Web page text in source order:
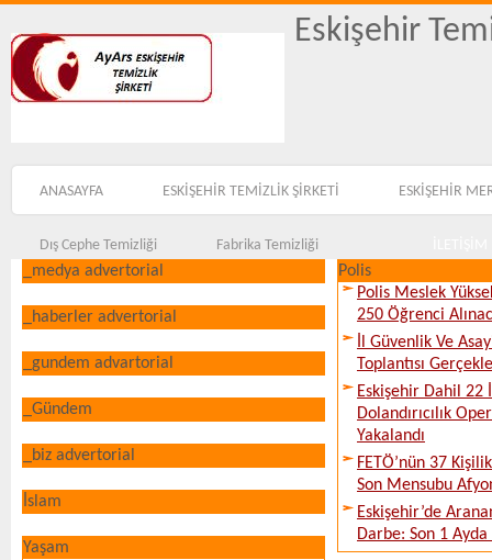
Eskişehir
ANASAYFA ESKİŞEHİR TEMİZLİK ŞİRKETİ ESKİŞEHİR
Dış Cephe Temizliği Fabrika Temizliği
_medya advertorial
_haberler advertorial
_gundem advartorial
_Gündem
_biz advertorial
İslam
Yaşam
Polis
Polis Meslek
250 Öğrenci
İl Güvenlik Ve
Toplantısı
Eskişehir Dahil
Dolandırıcılık
Yakalandı
FETÖ’nün 37
Son Mensubu
Eskişehir’de
Darbe: Son 1 Ayda